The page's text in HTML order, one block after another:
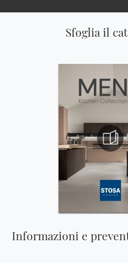
Sfoglia il
Informazioni e